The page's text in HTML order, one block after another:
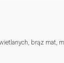
brąz mat,